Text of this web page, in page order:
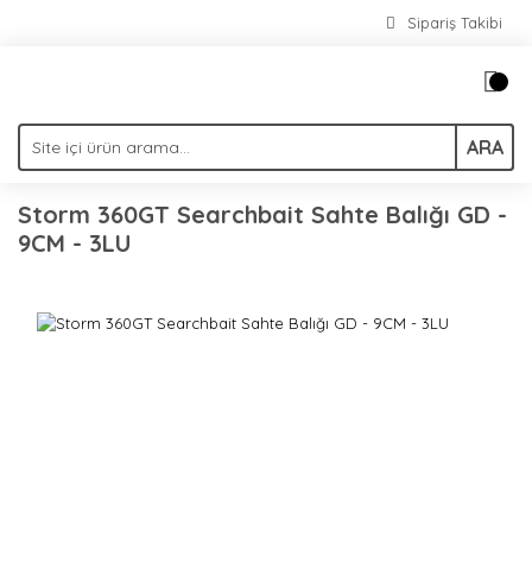
Sipariş Takibi
ARA
Storm 360GT Searchbait Sahte Balığı GD -
9CM - 3LU